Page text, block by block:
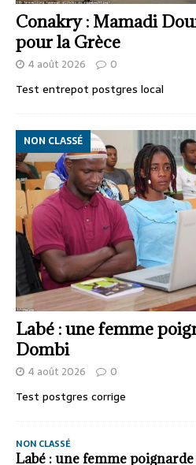
Conakry : Mamadi
pour la Grèce
4 août 2026 0
Test entrepot postgres local
Labé : une femme
Dombi
NON CLASSÉ
4 août 2026 0
Test postgres corrige
NON CLASSÉ
Labé : une femme